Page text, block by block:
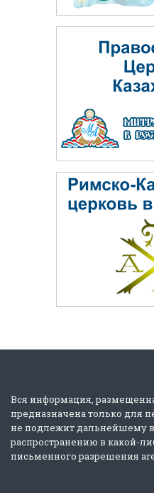
Вся информация,
предназначена только для
не подлежит дальнейшему
распространению в какой-
письменного разрешения